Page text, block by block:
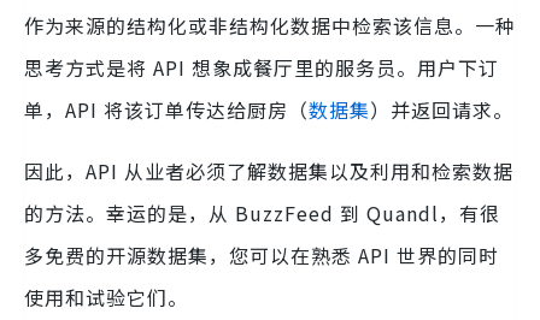
作为来源的结构化或非结构化数据中检索该信息。一种
思考方式是将 API 想象成餐厅里的服务员。用户下订
单，API 将该订单传达给厨房（数据集）并返回请求。
因此，API 从业者必须了解数据集以及利用和检索数据
的方法。幸运的是，从 BuzzFeed 到 Quandl，有很
多免费的开源数据集，您可以在熟悉 API 世界的同时
使用和试验它们。